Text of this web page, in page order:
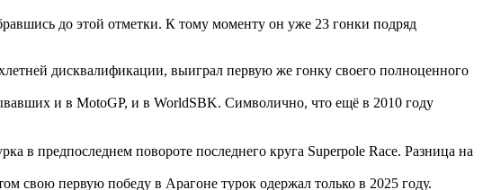
до этой отметки. К тому моменту он уже 23 гонки подряд
дисквалификации, выиграл первую же гонку своего полноценного
и в MotoGP, и в WorldSBK. Символично, что ещё в 2010 году
в предпоследнем повороте последнего круга Superpole Race. Разница на
свою первую победу в Арагоне турок одержал только в 2025 году.